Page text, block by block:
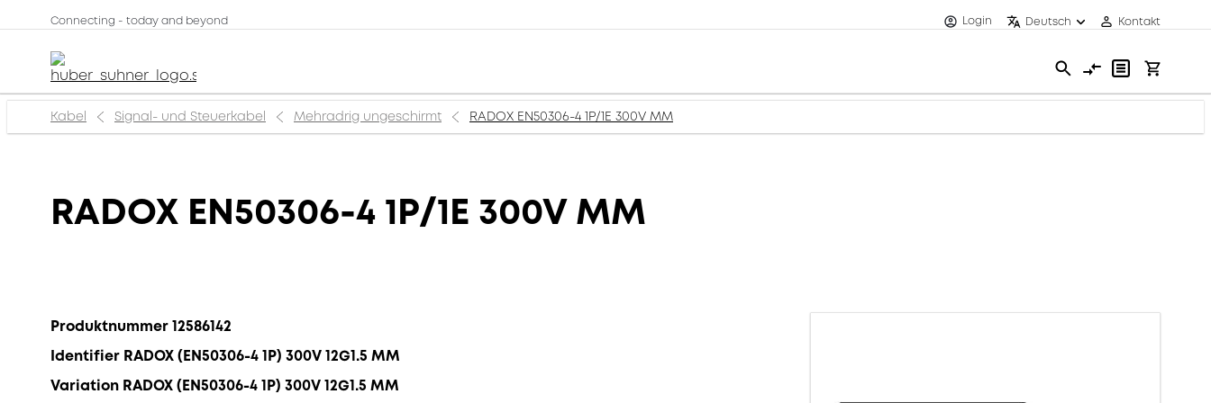
Connecting - today and beyond Login Deutsch Kontakt
Kabel Signal- und Steuerkabel Mehradrig ungeschirmt RADOX EN50306-4 1P/1E 300V MM
RADOX EN50306-4 1P/1E 300V MM
Produktnummer 12586142
Identifier RADOX (EN50306-4 1P) 300V 12G1.5 MM
Variation RADOX (EN50306-4 1P) 300V 12G1.5 MM